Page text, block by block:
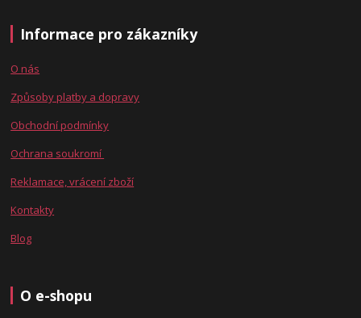
Informace pro zákazníky
O nás
Způsoby platby a dopravy
Obchodní podmínky
Ochrana soukromí
Reklamace, vrácení zboží
Kontakty
Blog
O e-shopu